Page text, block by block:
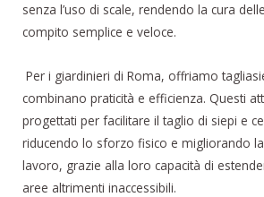
senza l’uso di scale, rendendo la cura
compito semplice e veloce.
Per i giardinieri di Roma, offriamo
combinano praticità e efficienza. Questi
progettati per facilitare il taglio di siepi e
riducendo lo sforzo fisico e migliorando
lavoro, grazie alla loro capacità di
aree altrimenti inaccessibili.